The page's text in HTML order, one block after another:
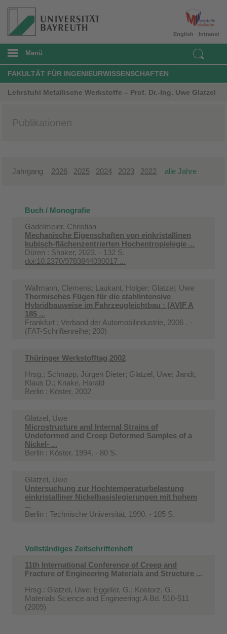
Intranet
English
Menü
FAKULTÄT FÜR INGENIEURWISSENSCHAFTEN
Lehrstuhl Metallische Werkstoffe – Prof. Dr.-Ing. Uwe Glatzel
Publikationen
Jahrgang 2026 2025 2024 2023 2022 alle Jahre
Buch / Monografie
Gadelmeier, Christian
Mechanische Eigenschaften von einkristallinen
kubisch-flächenzentrierten Hochentropielegie ...
Düren : Shaker, 2023. - 132 S.
doi:10.2370/9783844090017 ...
Wallmann, Clemens; Laukant, Holger; Glatzel, Uwe
Thermisches Fügen für die stahlintensive
Hybridbauweise im Fahrzeugleichtbau : (AVIF A
185 ...
Frankfurt : Verband der Automobilindustrie, 2006 . -
(FAT-Schriftenreihe; 200)
Thüringer Werkstofftag 2002
Hrsg.: Schnapp, Jürgen Dieter; Glatzel, Uwe; Jandt,
Klaus D.; Knake, Harald
Berlin : Köster, 2002
Glatzel, Uwe
Microstructure and Internal Strains of
Undeformed and Creep Deformed Samples of a
Nickel- ...
Berlin : Köster, 1994. - 80 S.
Glatzel, Uwe
Untersuchung zur Hochtemperaturbelastung
einkristalliner Nickelbasislegierungen mit hohem
...
Berlin : Technische Universität, 1990. - 105 S.
Vollständiges Zeitschriftenheft
11th International Conference of Creep and
Fracture of Engineering Materials and Structure ...
Hrsg.: Glatzel, Uwe; Eggeler, G.; Kostorz, G.
Materials Science and Engineering: A Bd. 510-511
(2009)